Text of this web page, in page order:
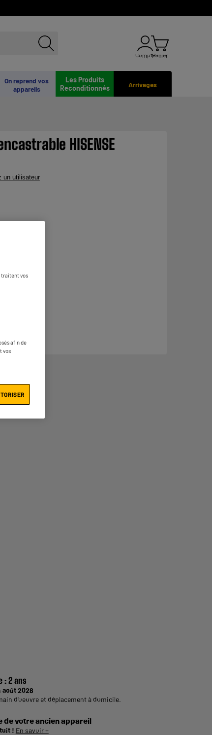
ComptePanier
Arrivages
Les Produits
Reconditionnés
On reprend vos
appareils
HISENSE
un utilisateur
:2 ans
août 2028
d'oeuvre et déplacement à domicile.
de votre ancien appareil
! En savoir +
traitent vos
afin de
vos